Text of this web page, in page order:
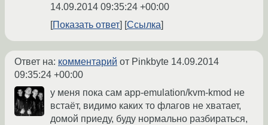
14.09.2014 09:35:24 +00:00
Показать ответ
Ссылка
Ответ на: комментарий от Pinkbyte 14.09.2014
09:35:24 +00:00
у меня пока сам app-emulation/kvm-kmod не
встаёт, видимо каких то флагов не хватает,
домой приеду, буду нормально разбираться,